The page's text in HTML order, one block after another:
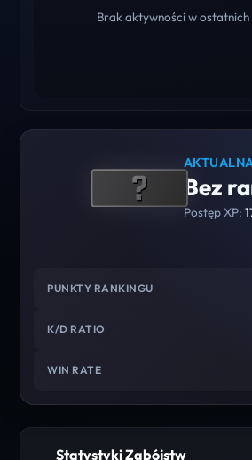
Brak aktywności w ostatnich
Bez
Postęp XP:
PUNKTY RANKINGU
K/D RATIO
WIN RATE
Statystyki Zabójstw